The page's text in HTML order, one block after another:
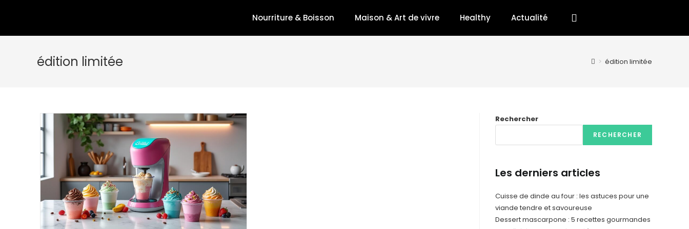
Nourriture & Boisson Maison & Art de vivre Healthy Actualité
édition limitée > édition limitée
Rechercher
RECHERCHER
Les derniers articles
Cuisse de dinde au four : les astuces pour une
viande tendre et savoureuse
Dessert mascarpone : 5 recettes gourmandes